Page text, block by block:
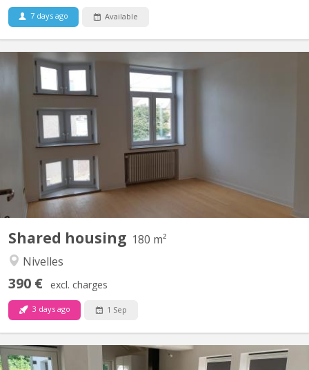
7 days ago Available
Shared housing 180 m²
Nivelles
390 € excl. charges
3 days ago 1 Sep
Uniquement pour étudiants : 3 chambres à louer dans grande
maison de 6 chambres, située à NIVELLES près de la Haute école
HE2B. Chaque chambre dispose d'un lavabo et la maison est
composée de 2 salles de bain et 1 salle de douche, d'une grande
cuisine et un grand living communs. La maison est...
KV 1427